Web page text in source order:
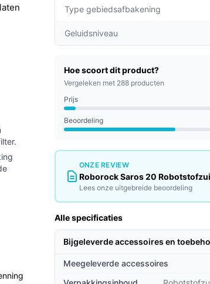
is
cm
af te
Type gebiedsafbakening
Geluidsniveau
Hoe scoort dit product?
Vergeleken met 288 producten
Prijs
Beoordeling
ONZE REVIEW
Roborock Saros 20
Lees onze uitgebreide beoordeling
Alle specificaties
Bijgeleverde accessoires en
Meegeleverde accessoires